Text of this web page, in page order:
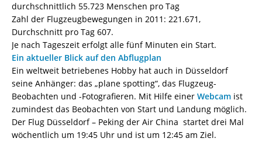
durchschnittlich 55.723 Menschen pro Tag
Zahl der Flugzeugbewegungen in 2011: 221.671,
Durchschnitt pro Tag 607.
Je nach Tageszeit erfolgt alle fünf Minuten ein Start.
Ein aktueller Blick auf den Abflugplan
Ein weltweit betriebenes Hobby hat auch in Düsseldorf
seine Anhänger: das „plane spotting“, das Flugzeug-
Beobachten und -Fotografieren. Mit Hilfe einer Webcam ist
zumindest das Beobachten von Start und Landung möglich.
Der Flug Düsseldorf – Peking der Air China startet drei Mal
wöchentlich um 19:45 Uhr und ist um 12:45 am Ziel.